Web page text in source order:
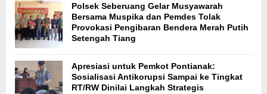
Polsek Seberuang Gelar Musyawarah
Bersama Muspika dan Pemdes Tolak
Provokasi Pengibaran Bendera Merah Putih
Setengah Tiang
Apresiasi untuk Pemkot Pontianak:
Sosialisasi Antikorupsi Sampai ke Tingkat
RT/RW Dinilai Langkah Strategis